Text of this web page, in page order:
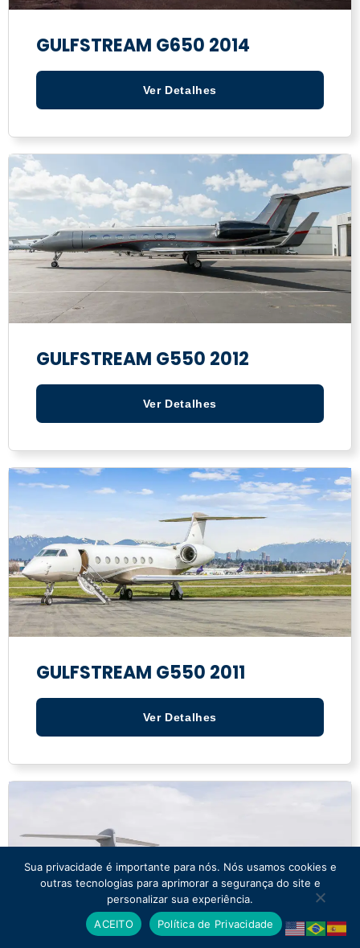
GULFSTREAM G650 2014
Ver Detalhes
GULFSTREAM G550 2012
Ver Detalhes
GULFSTREAM G550 2011
Ver Detalhes
Sua privacidade é importante para nós. Nós usamos cookies e
outras tecnologias para aprimorar a segurança do site e
personalizar sua experiência.
ACEITO
Política de Privacidade